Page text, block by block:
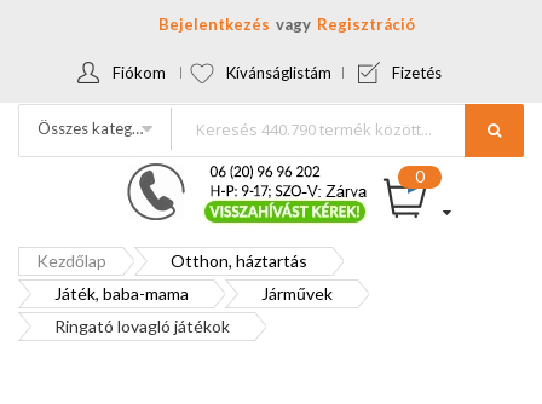
Bejelentkezés Regisztráció
Fiókom Kívánságlistám Fizetés
Összes kategória
Kezdőlap
Otthon, háztartás
Játék, baba-mama
Járművek
Ringató lovagló játékok